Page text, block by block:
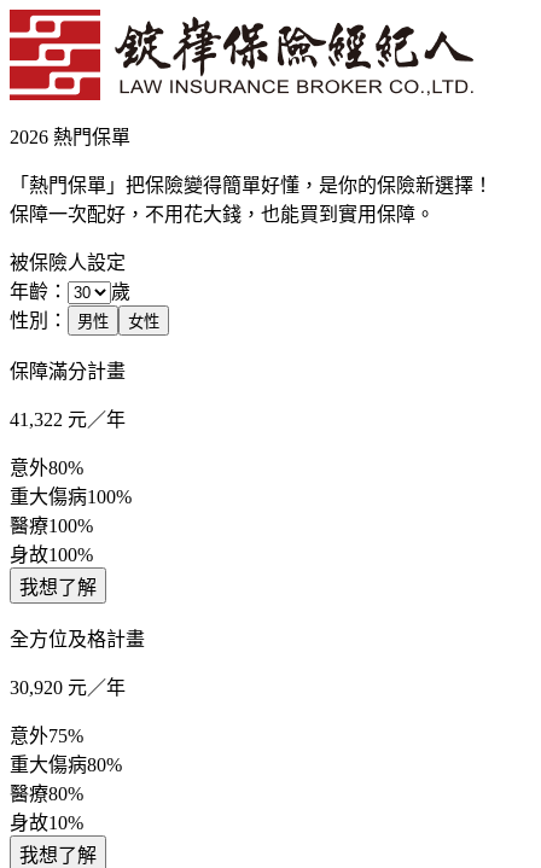
2026 熱門保單
「熱門保單」把保險變得簡單好懂，是你的保險新選擇！
保障一次配好，不用花大錢，也能買到實用保障。
被保險人設定
年齡：
歲
性別：
男性 女性
保障滿分計畫
41,322 元／年
意外80%
重大傷病100%
醫療100%
身故100%
我想了解
全方位及格計畫
30,920 元／年
意外75%
重大傷病80%
醫療80%
身故10%
我想了解